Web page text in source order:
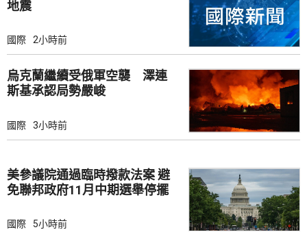
地震
國際 2小時前
烏克蘭繼續受俄軍空襲 澤連
斯基承認局勢嚴峻
國際 3小時前
美參議院通過臨時撥款法案 避
免聯邦政府11月中期選舉停擺
國際 5小時前